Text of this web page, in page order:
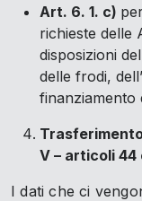
Art. 6. 1. c)
richieste delle
disposizioni
delle frodi,
finanziamento
V – articoli 44
I dati che ci